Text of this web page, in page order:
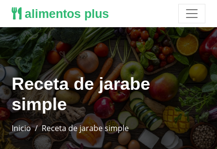
alimentos plus
Receta de jarabe
simple
Inicio Receta de jarabe simple